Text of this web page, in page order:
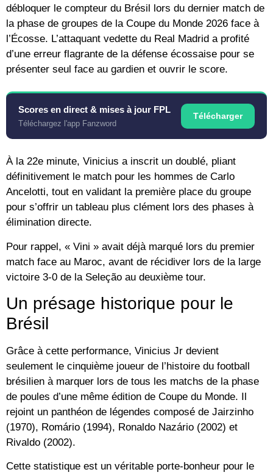
débloquer le compteur du Brésil lors du dernier match de
la phase de groupes de la Coupe du Monde 2026 face à
l’Écosse. L’attaquant vedette du Real Madrid a profité
d’une erreur flagrante de la défense écossaise pour se
présenter seul face au gardien et ouvrir le score.
Scores en direct & mises à jour FPL
Téléchargez l'app Fanzword
Télécharger
À la 22e minute, Vinicius a inscrit un doublé, pliant
définitivement le match pour les hommes de Carlo
Ancelotti, tout en validant la première place du groupe
pour s’offrir un tableau plus clément lors des phases à
élimination directe.
Pour rappel, « Vini » avait déjà marqué lors du premier
match face au Maroc, avant de récidiver lors de la large
victoire 3-0 de la Seleção au deuxième tour.
Un présage historique pour le
Brésil
Grâce à cette performance, Vinicius Jr devient
seulement le cinquième joueur de l’histoire du football
brésilien à marquer lors de tous les matchs de la phase
de poules d’une même édition de Coupe du Monde. Il
rejoint un panthéon de légendes composé de Jairzinho
(1970), Romário (1994), Ronaldo Nazário (2002) et
Rivaldo (2002).
Cette statistique est un véritable porte-bonheur pour le